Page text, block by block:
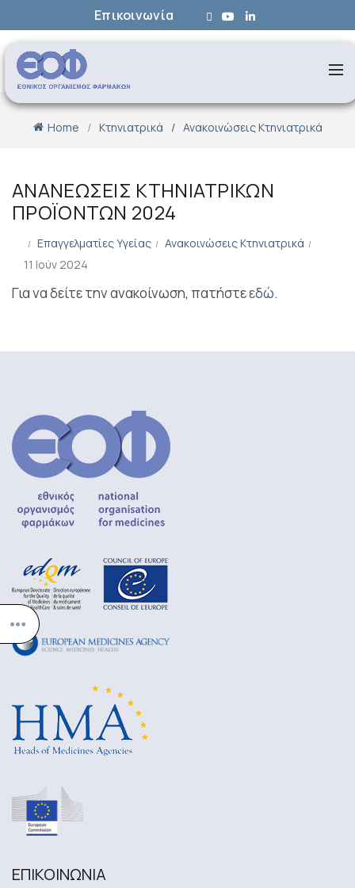
Επικοινωνία
Home Κτηνιατρικά Ανακοινώσεις Κτηνιατρικά
ΑΝΑΝΕΩΣΕΙΣ ΚΤΗΝΙΑΤΡΙΚΩΝ
ΠΡΟΪΟΝΤΩΝ 2024
Επαγγελματίες Υγείας
Ανακοινώσεις Κτηνιατρικά
11 Ιούν 2024
Για να δείτε την ανακοίνωση, πατήστεεδώ.
ΕΠΙΚΟΙΝΩΝΙA